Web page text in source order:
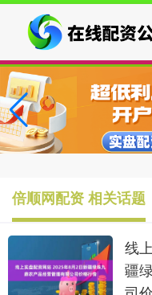
倍顺网配资 相关话题
线
疆